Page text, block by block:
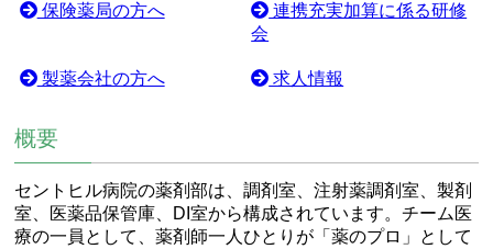
保険薬局の方へ
連携充実加算に係る研修
会
製薬会社の方へ 求人情報
概要
セントヒル病院の薬剤部は、調剤室、注射薬調剤室、製剤
室、医薬品保管庫、DI室から構成されています。チーム医
療の一員として、薬剤師一人ひとりが「薬のプロ」として